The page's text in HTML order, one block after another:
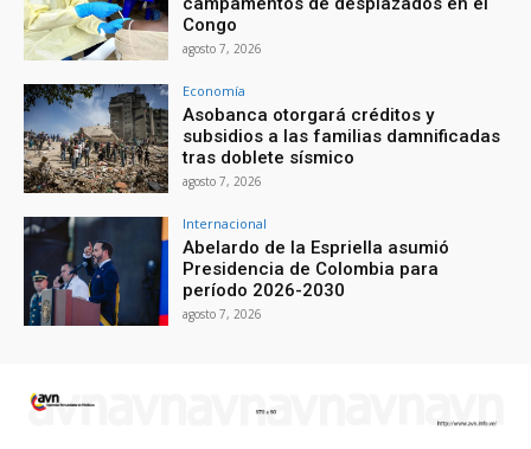
Congo
agosto 7, 2026
Economía
Asobanca otorgará créditos y
subsidios a las familias damnificadas
tras doblete sísmico
agosto 7, 2026
Internacional
Abelardo de la Espriella asumió
Presidencia de Colombia para
período 2026-2030
agosto 7, 2026